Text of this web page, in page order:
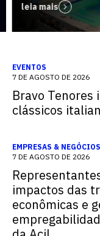
leia mais
EVENTOS
7 DE AGOSTO DE 2026
Bravo Tenores
clássicos
EMPRESAS & NEGÓCIOS
7 DE AGOSTO DE 2026
impactos das
econômicas e